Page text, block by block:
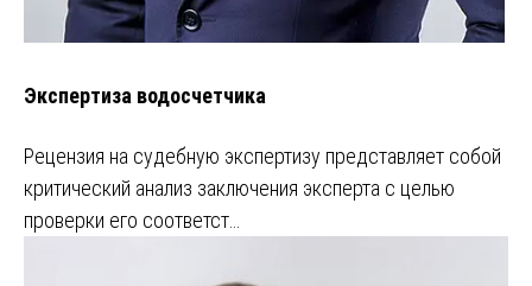
Экспертиза водосчетчика
Рецензия на судебную экспертизу представляет собой
критический анализ заключения эксперта с целью
проверки его соответст…